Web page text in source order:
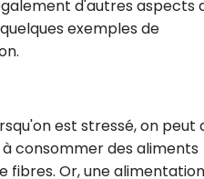
d'autres aspects
exemples de
est stressé, on peut
consommer des aliments
fibres. Or, une alimentation